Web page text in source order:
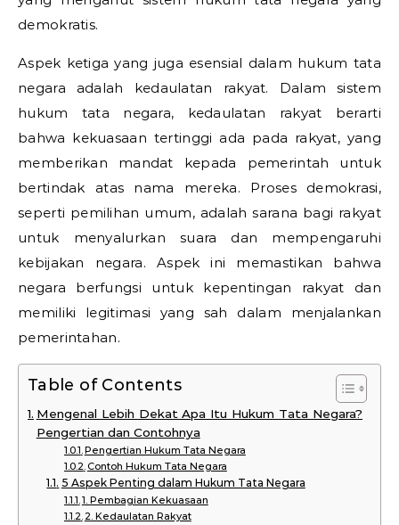
demokratis.
Aspek ketiga yang juga esensial dalam hukum tata
negara adalah kedaulatan rakyat. Dalam sistem
hukum tata negara, kedaulatan rakyat berarti
bahwa kekuasaan tertinggi ada pada rakyat, yang
memberikan mandat kepada pemerintah untuk
bertindak atas nama mereka. Proses demokrasi,
seperti pemilihan umum, adalah sarana bagi rakyat
untuk menyalurkan suara dan mempengaruhi
kebijakan negara. Aspek ini memastikan bahwa
negara berfungsi untuk kepentingan rakyat dan
memiliki legitimasi yang sah dalam menjalankan
pemerintahan.
Table of Contents
Mengenal Lebih Dekat Apa Itu Hukum Tata Negara?
Pengertian dan Contohnya
Pengertian Hukum Tata Negara
Contoh Hukum Tata Negara
5 Aspek Penting dalam Hukum Tata Negara
1. Pembagian Kekuasaan
2. Kedaulatan Rakyat